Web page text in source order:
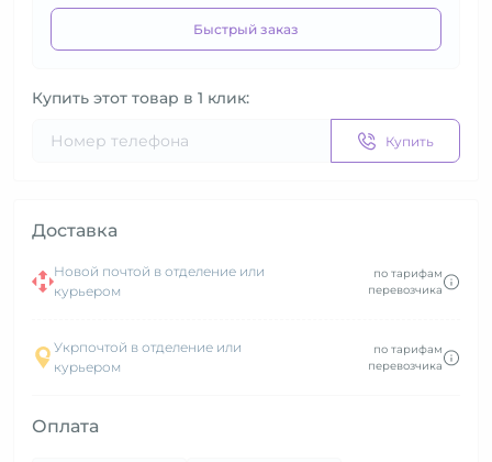
Быстрый заказ
Купить этот товар в 1 клик:
Купить
Доставка
Новой почтой в отделение или
курьером
по тарифам
перевозчика
Укрпочтой в отделение или
курьером
по тарифам
перевозчика
Оплата